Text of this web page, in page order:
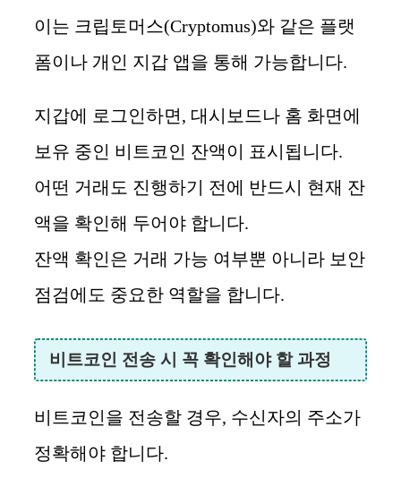
이는 크립토머스(Cryptomus)와 같은 플랫
폼이나 개인 지갑 앱을 통해 가능합니다.
지갑에 로그인하면, 대시보드나 홈 화면에
보유 중인 비트코인 잔액이 표시됩니다.
어떤 거래도 진행하기 전에 반드시 현재 잔
액을 확인해 두어야 합니다.
잔액 확인은 거래 가능 여부뿐 아니라 보안
점검에도 중요한 역할을 합니다.
비트코인 전송 시 꼭 확인해야 할 과정
비트코인을 전송할 경우, 수신자의 주소가
정확해야 합니다.